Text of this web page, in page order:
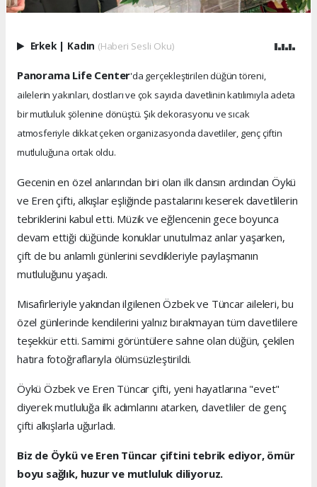
Erkek | Kadın (Haberi Sesli Oku)
Panorama Life Center'da gerçekleştirilen düğün töreni,
ailelerin yakınları, dostları ve çok sayıda davetlinin katılımıyla adeta
bir mutluluk şölenine dönüştü. Şık dekorasyonu ve sıcak
atmosferiyle dikkat çeken organizasyonda davetliler, genç çiftin
mutluluğuna ortak oldu.
Gecenin en özel anlarından biri olan ilk dansın ardından Öykü
ve Eren çifti, alkışlar eşliğinde pastalarını keserek davetlilerin
tebriklerini kabul etti. Müzik ve eğlencenin gece boyunca
devam ettiği düğünde konuklar unutulmaz anlar yaşarken,
çift de bu anlamlı günlerini sevdikleriyle paylaşmanın
mutluluğunu yaşadı.
Misafirleriyle yakından ilgilenen Özbek ve Tüncar aileleri, bu
özel günlerinde kendilerini yalnız bırakmayan tüm davetlilere
teşekkür etti. Samimi görüntülere sahne olan düğün, çekilen
hatıra fotoğraflarıyla ölümsüzleştirildi.
Öykü Özbek ve Eren Tüncar çifti, yeni hayatlarına "evet"
diyerek mutluluğa ilk adımlarını atarken, davetliler de genç
çifti alkışlarla uğurladı.
Biz de Öykü ve Eren Tüncar çiftini tebrik ediyor, ömür
boyu sağlık, huzur ve mutluluk diliyoruz.